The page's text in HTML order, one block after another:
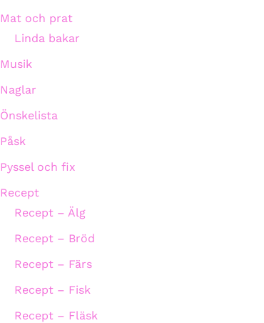
Mat och prat
Linda bakar
Musik
Naglar
Önskelista
Påsk
Pyssel och fix
Recept
Recept – Älg
Recept – Bröd
Recept – Färs
Recept – Fisk
Recept – Fläsk